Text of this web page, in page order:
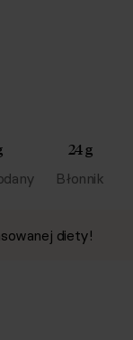
24 g
Błonnik
diety!